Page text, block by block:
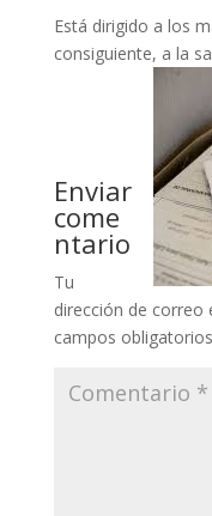
Está dirigido a los
consiguiente, a la
Enviar
come
ntario
Tu
dirección de correo
campos